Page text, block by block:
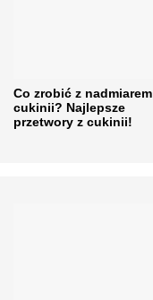
Co zrobić z nadmiarem
cukinii? Najlepsze
przetwory z cukinii!